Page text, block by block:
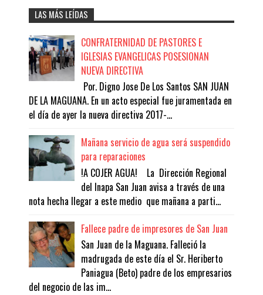
LAS MÁS LEÍDAS
CONFRATERNIDAD DE PASTORES E
IGLESIAS EVANGELICAS POSESIONAN
NUEVA DIRECTIVA
Por. Digno Jose De Los Santos SAN JUAN
DE LA MAGUANA. En un acto especial fue juramentada en
el día de ayer la nueva directiva 2017-...
Mañana servicio de agua será suspendido
para reparaciones
!A COJER AGUA! La Dirección Regional
del Inapa San Juan avisa a través de una
nota hecha llegar a este medio que mañana a parti...
Fallece padre de impresores de San Juan
San Juan de la Maguana. Falleció la
madrugada de este día el Sr. Heriberto
Paniagua (Beto) padre de los empresarios
del negocio de las im...